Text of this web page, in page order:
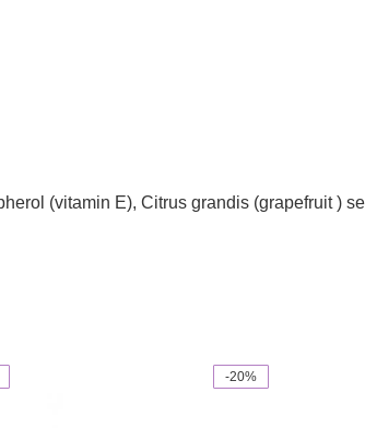
(vitamin E), Citrus grandis (grapefruit )
-20%